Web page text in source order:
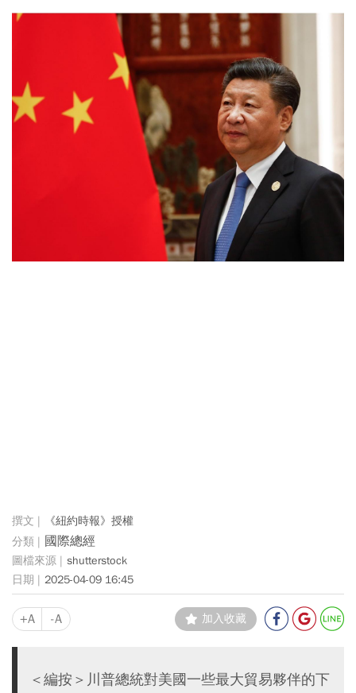
《紐約時報》授權
國際總經
shutterstock
2025-04-09 16:45
+A -A 加入收藏
＜編按＞川普總統對美國一些最大貿易夥伴的下